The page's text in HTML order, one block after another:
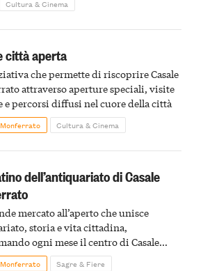
Cultura & Cinema
città aperta
che permette di riscoprire Casale
attraverso aperture speciali, visite
e percorsi diffusi nel cuore della città
Cultura & Cinema
dell’antiquariato di Casale
mercato all’aperto che unisce
storia e vita cittadina,
ogni mese il centro di Casale
in un luogo di scoperta e racconto
Sagre & Fiere